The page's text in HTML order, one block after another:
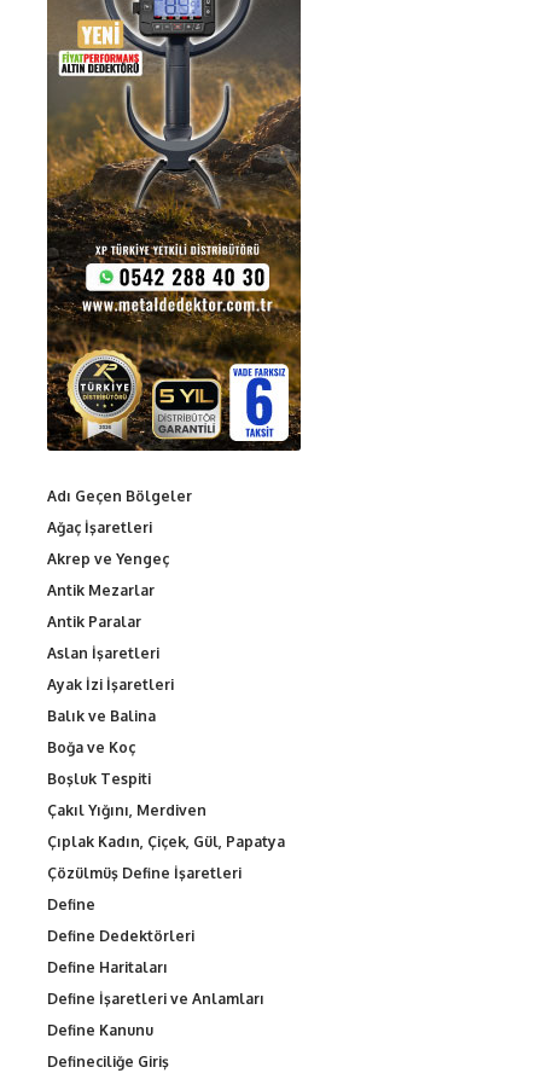
Adı Geçen Bölgeler
Ağaç İşaretleri
Akrep ve Yengeç
Antik Mezarlar
Antik Paralar
Aslan İşaretleri
Ayak İzi İşaretleri
Balık ve Balina
Boğa ve Koç
Boşluk Tespiti
Çakıl Yığını, Merdiven
Çıplak Kadın, Çiçek, Gül, Papatya
Çözülmüş Define İşaretleri
Define
Define Dedektörleri
Define Haritaları
Define İşaretleri ve Anlamları
Define Kanunu
Defineciliğe Giriş